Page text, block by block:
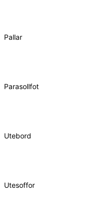
Pallar
Parasollfot
Utebord
Utesoffor